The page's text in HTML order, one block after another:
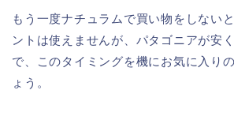
もう一度ナチュラムで買い物をしない
ントは使えませんが、パタゴニアが安
で、このタイミングを機にお気に入り
ょう。